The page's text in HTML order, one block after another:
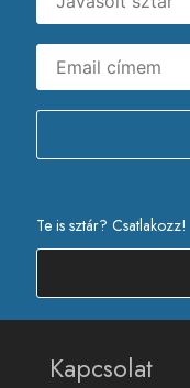
Te is sztár? Csatlakozz!
Kapcsolat